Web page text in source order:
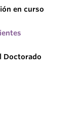
en curso
Doctorado